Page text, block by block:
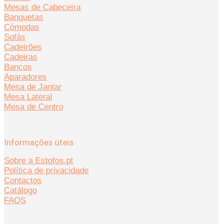
Mesas de Cabeceira
Banquetas
Cómodas
Sofás
Cadeirões
Cadeiras
Bancos
Aparadores
Mesa de Jantar
Mesa Lateral
Mesa de Centro
Informações úteis
Sobre a Estofos.pt
Política de privacidade
Contactos
Catálogo
FAQS